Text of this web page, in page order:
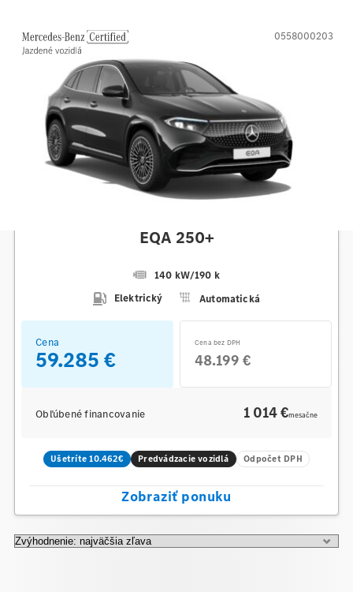
EQA 250+
140 kW/190 k
Elektrický
Automatická
0558000203
Cena
59.285 €
Cena bez DPH
48.199 €
Obľúbené financovanie 1 014 €mesačne
Ušetríte 10.462€ Predvádzacie vozidlá Odpočet DPH
Zobraziť ponuku